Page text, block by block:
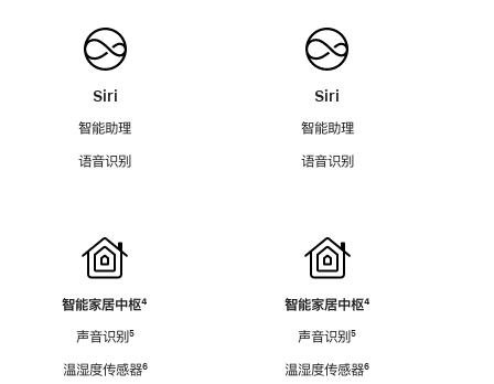
Siri
智能助理
语音识别
智能家居中枢脚
⁴
声音识别脚
⁵
温湿度传感器脚
⁶
Siri
智能助理
语音识别
智能家居中枢脚
⁴
声音识别脚
⁵
温湿度传感器脚
⁶